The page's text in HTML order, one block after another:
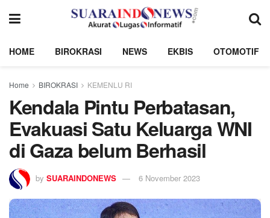
HOME BIROKRASI NEWS EKBIS OTOMOTIF
Home BIROKRASI KEMENLU RI
Kendala Pintu Perbatasan,
Evakuasi Satu Keluarga WNI
di Gaza belum Berhasil
by SUARAINDONEWS 6 November 2023